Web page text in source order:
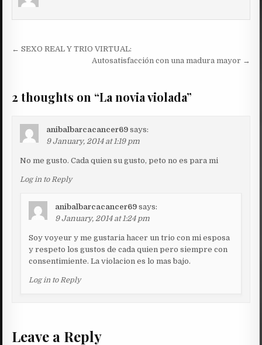
Post
navigation
← SEXO REAL Y TRIO VIRTUAL:
Autosatisfacción con una madura mayor →
2 thoughts on “La novia violada”
anibalbarcacancer69 says:
9 January, 2014 at 1:19 pm
No me gusto. Cada quien su gusto, peto no es para mi
Log in to Reply
anibalbarcacancer69 says:
9 January, 2014 at 1:24 pm
Soy voyeur y me gustaria hacer un trio con mi esposa
y respeto los gustos de cada quien pero siempre con
consentimiente. La violacion es lo mas bajo.
Log in to Reply
Leave a Reply